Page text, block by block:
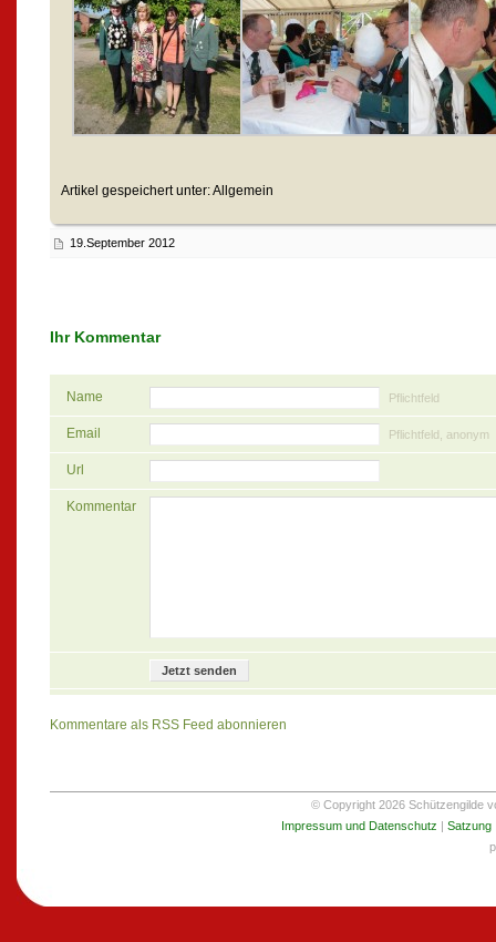
Artikel gespeichert unter: Allgemein
19.September 2012
Ihr Kommentar
Name Pflichtfeld
Email Pflichtfeld, anonym
Url
Kommentar
Kommentare als RSS Feed abonnieren
© Copyright 2026 Schützengilde
Impressum und Datenschutz
Satzung